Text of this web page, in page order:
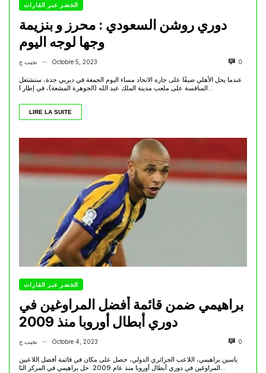
الخضر عبر القارات
دوري روشن السعودي : محرز و بنزيمة
نجيب ج — Octobre 5, 2023 0
عندما يحل الأهلي ضيفًا على جاره الاتحاد مساء اليوم الجمعة في ديربي جدة، ستشتعل
المنافسة على ملعب مدينة الملك عبد الله (الجوهرة المشعة)، في إطار ا...
LIRE LA SUITE
الخضر عبر القارات
براهيمي ضمن قائمة أفضل المراوغين في
دوري أبطال أوروبا منذ 2009
نجيب ج — Octobre 4, 2023 0
ياسين براهيمي، اللاعب الجزائري الدولي، حصل على مكان في قائمة أفضل اللاعبين
المراوغين في دوري أبطال أوروبا منذ عام 2009. حل براهيمي في المركز الثا...